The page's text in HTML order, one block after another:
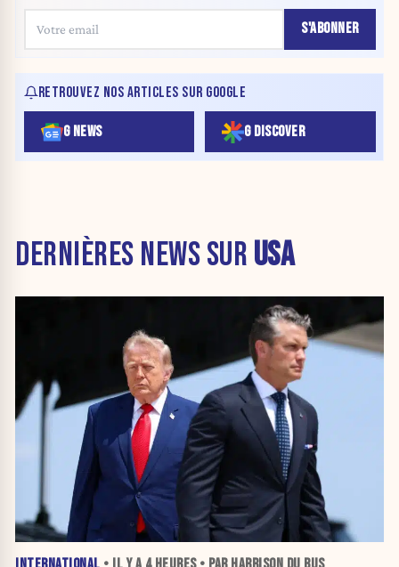
S'ABONNER
RETROUVEZ NOS ARTICLES SUR GOOGLE
G NEWS G DISCOVER
DERNIÈRES NEWS SUR USA